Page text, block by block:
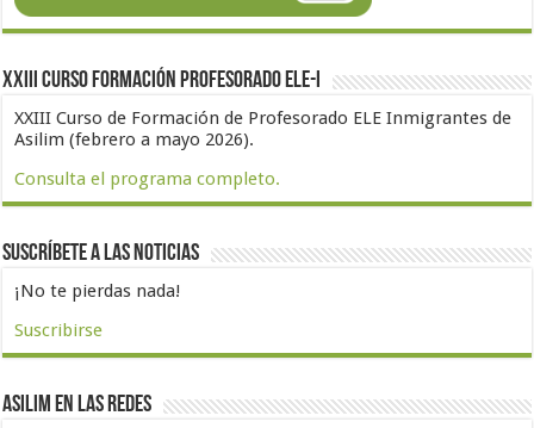
XXIII Curso formación profesorado ELE-I
XXIII Curso de Formación de Profesorado ELE Inmigrantes de
Asilim (febrero a mayo 2026).
Consulta el programa completo.
Suscríbete a las noticias
¡No te pierdas nada!
Suscribirse
Asilim en las redes